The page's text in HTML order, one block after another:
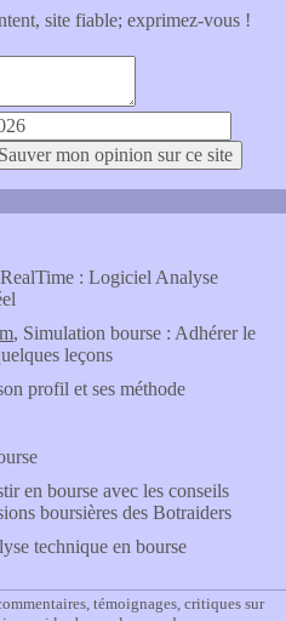
site fiable; exprimez-vous !
: Logiciel Analyse
, Simulation bourse : Adhérer le
leçons
profil et ses méthode
en bourse avec les conseils
boursières des Botraiders
technique en bourse
témoignages, critiques sur